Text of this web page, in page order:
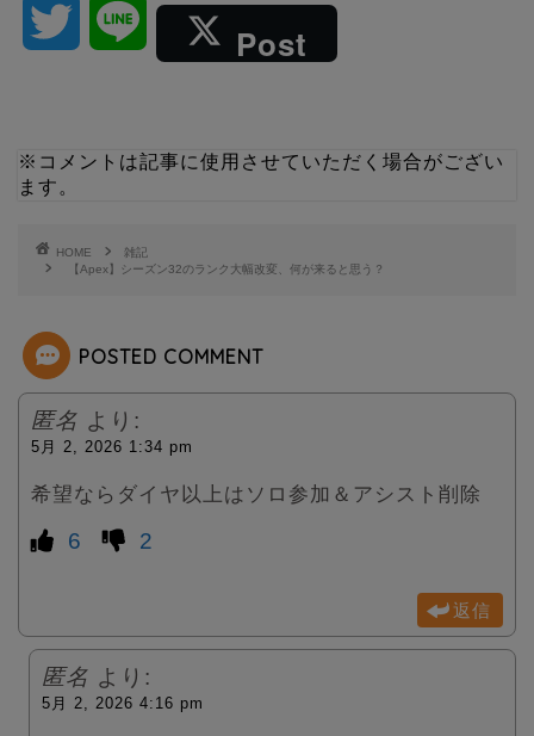
t
r
Post
※コメントは記事に使用させていただく場合がござい
ます。
HOME
雑記
【Apex】シーズン32のランク大幅改変、何が来ると思う？
POSTED COMMENT
匿名 より:
5月 2, 2026 1:34 pm
希望ならダイヤ以上はソロ参加＆アシスト削除
6 2
返信
匿名 より:
5月 2, 2026 4:16 pm